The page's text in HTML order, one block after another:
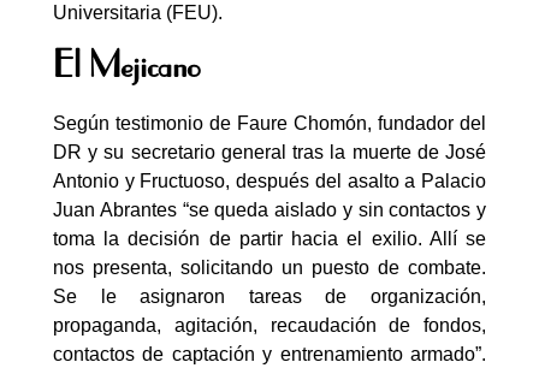
Universitaria (FEU).
El Mejicano
Según testimonio de Faure Chomón, fundador del
DR y su secretario general tras la muerte de José
Antonio y Fructuoso, después del asalto a Palacio
Juan Abrantes “se queda aislado y sin contactos y
toma la decisión de partir hacia el exilio. Allí se
nos presenta, solicitando un puesto de combate.
Se le asignaron tareas de organización,
propaganda, agitación, recaudación de fondos,
contactos de captación y entrenamiento armado”.